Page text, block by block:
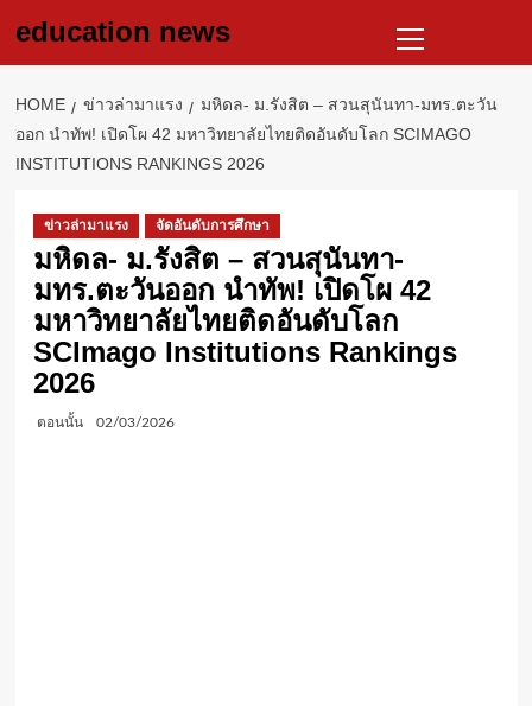
education news
Menu
HOME ข่าวล่ามาแรง
มหิดล- ม.รังสิต – สวนสุนันทา-มทร.ตะวัน
ออก นำทัพ! เปิดโผ 42 มหาวิทยาลัยไทยติดอันดับโลก SCIMAGO
INSTITUTIONS RANKINGS 2026
ข่าวล่ามาแรง จัดอันดับการศึกษา
มหิดล- ม.รังสิต – สวนสุนันทา-
มทร.ตะวันออก นำทัพ! เปิดโผ 42
มหาวิทยาลัยไทยติดอันดับโลก
SCImago Institutions Rankings
2026
ตอนนั้น 02/03/2026